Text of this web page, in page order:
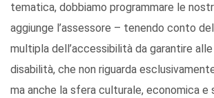
tematica, dobbiamo programmare le
aggiunge l’assessore – tenendo conto
multipla dell’accessibilità da garantire
disabilità, che non riguarda
ma anche la sfera culturale, economica e